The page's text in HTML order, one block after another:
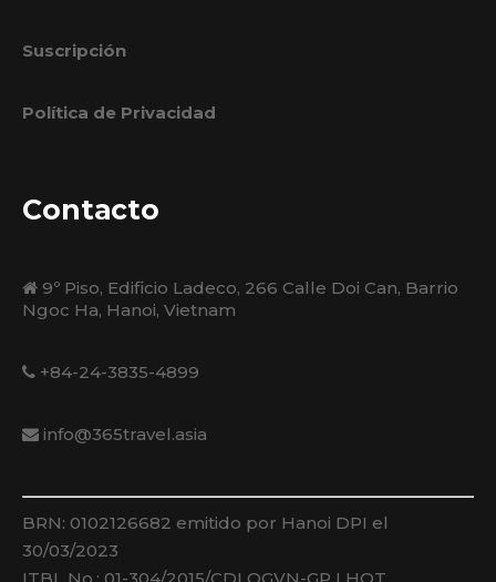
Suscripción
Política de Privacidad
Contacto
9º Piso, Edificio Ladeco, 266 Calle Doi Can, Barrio
Ngoc Ha, Hanoi, Vietnam
+84-24-3835-4899
info@365travel.asia
BRN: 0102126682 emitido por Hanoi DPI el
30/03/2023